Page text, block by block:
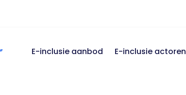
E-inclusie aanbod E-inclusie actoren